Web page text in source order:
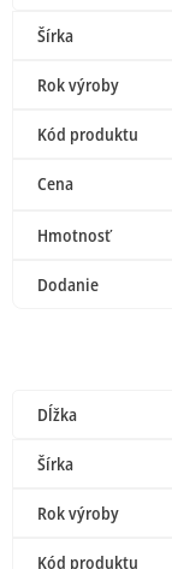
Šírka
Rok výroby
Kód produktu
Cena
Hmotnosť
Dodanie
Dĺžka
Šírka
Rok výroby
Kód produktu